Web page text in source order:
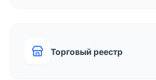
Торговый реестр